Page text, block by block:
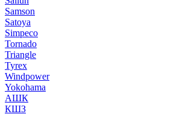
Samson
Satoya
Simpeco
Tornado
Triangle
Tyrex
Windpower
Yokohama
АШК
КШЗ